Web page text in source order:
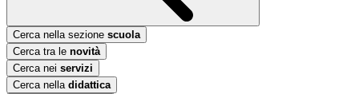
Cerca nella sezione scuola
Cerca tra le novità
Cerca nei servizi
Cerca nella didattica